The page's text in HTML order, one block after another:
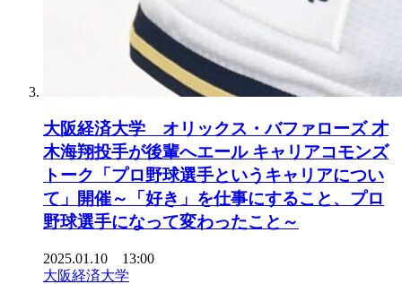
大阪経済大学 オリックス・バファローズ 才
木海翔投手が後輩へエール キャリアコモンズ
トーク「プロ野球選手というキャリアについ
て」開催～「好き」を仕事にすること、プロ
野球選手になって変わったこと～
2025.01.10 13:00
大阪経済大学